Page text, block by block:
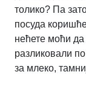
толико? Па
посуда
нећете моћи да
разликовали
за млеко,